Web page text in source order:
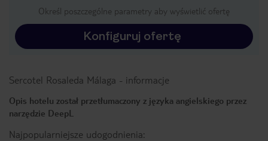
Określ poszczególne parametry aby wyświetlić ofertę
Konfiguruj ofertę
Sercotel Rosaleda Málaga - informacje
Opis hotelu został przetłumaczony z języka angielskiego przez
narzędzie DeepL
Najpopularniejsze udogodnienia: